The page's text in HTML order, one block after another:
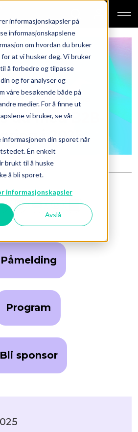
informasjonskapsler på
informasjonskapslene
om hvordan du bruker
at vi husker deg. Vi bruker
å forbedre og tilpasse
og for analyser og
våre besøkende både på
medier. For å finne ut
vi bruker, se vår
informasjonen din sporet når
Én enkelt
brukt til å huske
å bli sporet.
informasjonskapsler
Avslå
- 12:55 | Vika Kino
du med B2B-
i 2025
Påmelding
Program
Bli sponsor